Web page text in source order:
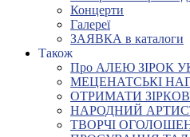
Концерти
Галереї
ЗАЯВКА в каталоги
Також
Про АЛЕЮ ЗІРОК
МЕЦЕНАТСЬКІ
ОТРИМАТИ
НАРОДНИЙ
ТВОРЧІ